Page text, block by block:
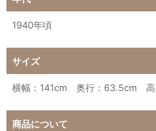
1940年頃
サイズ
横幅：141cm 奥行：63.5cm 高
商品について